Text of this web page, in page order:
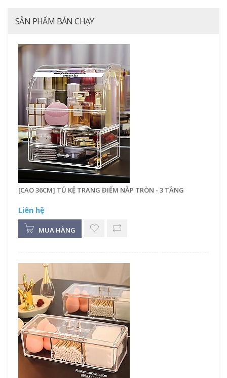
SẢN PHẨM BÁN CHẠY
[CAO 36CM] TỦ KỆ TRANG ĐIỂM NẮP TRÒN - 3 TẦNG
Liên hệ
MUA HÀNG